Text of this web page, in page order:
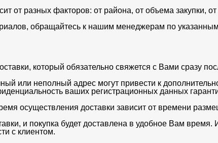
от разных факторов: от района, от объема закупки,
обращайтесь к нашим менеджерам по указанным
который обязательно свяжется с Вами сразу
или неполный адрес могут привести к
ваших регистрационных данных
осуществления доставки зависит от времени
и покупка будет доставлена в удобное Вам
с клиентом.